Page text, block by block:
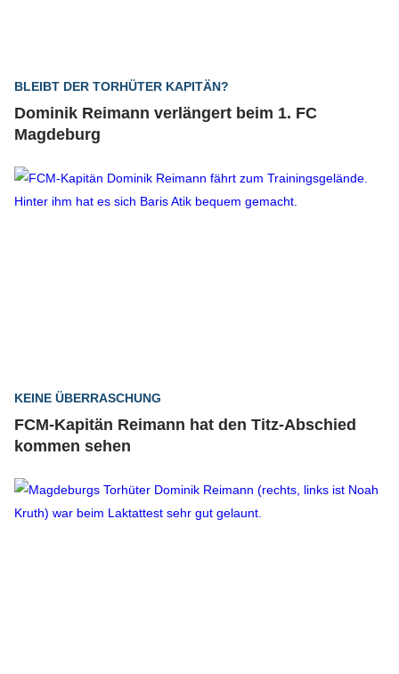
BLEIBT DER TORHÜTER KAPITÄN?
Dominik Reimann verlängert beim 1. FC
Magdeburg
KEINE ÜBERRASCHUNG
FCM-Kapitän Reimann hat den Titz-Abschied
kommen sehen